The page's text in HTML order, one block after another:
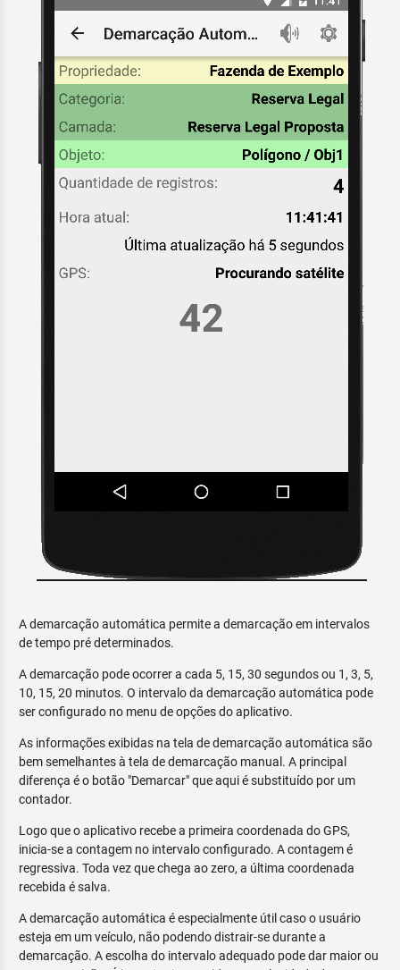
A demarcação automática permite a demarcação em intervalos
de tempo pré determinados.
A demarcação pode ocorrer a cada 5, 15, 30 segundos ou 1, 3, 5,
10, 15, 20 minutos. O intervalo da demarcação automática pode
ser configurado no menu de opções do aplicativo.
As informações exibidas na tela de demarcação automática são
bem semelhantes à tela de demarcação manual. A principal
diferença é o botão "Demarcar" que aqui é substituído por um
contador.
Logo que o aplicativo recebe a primeira coordenada do GPS,
inicia-se a contagem no intervalo configurado. A contagem é
regressiva. Toda vez que chega ao zero, a última coordenada
recebida é salva.
A demarcação automática é especialmente útil caso o usuário
esteja em um veículo, não podendo distrair-se durante a
demarcação. A escolha do intervalo adequado pode dar maior ou